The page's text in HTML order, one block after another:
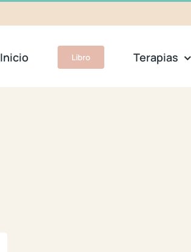
Inicio Libro Terapias